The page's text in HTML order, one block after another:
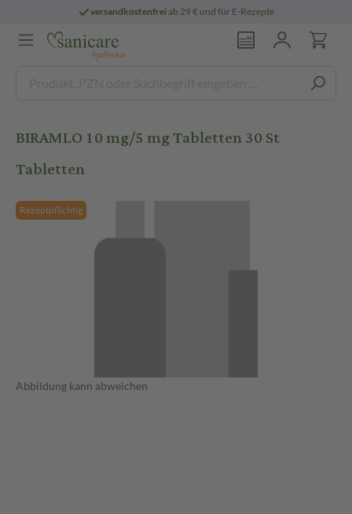
versandkostenfreiab 29 € und für E-Rezepte
BIRAMLO 10 mg/5 mg Tabletten 30 St
Tabletten
Rezeptpflichtig
Abbildung kann abweichen